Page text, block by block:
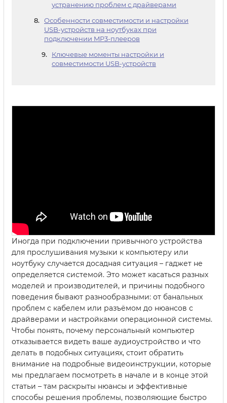
устранению проблем с драйверами
Особенности совместимости и настройки
USB-устройств на ноутбуках при
подключении MP3-плееров
Ключевые моменты настройки и
совместимости USB-устройств
Иногда при подключении привычного устройства
для прослушивания музыки к компьютеру или
ноутбуку случается досадная ситуация – гаджет не
определяется системой. Это может касаться разных
моделей и производителей, и причины подобного
поведения бывают разнообразными: от банальных
проблем с кабелем или разъёмом до нюансов с
драйверами и настройками операционной системы.
Чтобы понять, почему персональный компьютер
отказывается видеть ваше аудиоустройство и что
делать в подобных ситуациях, стоит обратить
внимание на подробные видеоинструкции, которые
мы предлагаем посмотреть в начале и в конце этой
статьи – там раскрыты нюансы и эффективные
способы решения проблемы, позволяющие быстро